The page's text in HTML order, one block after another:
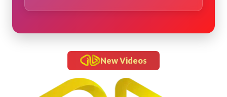
New Videos